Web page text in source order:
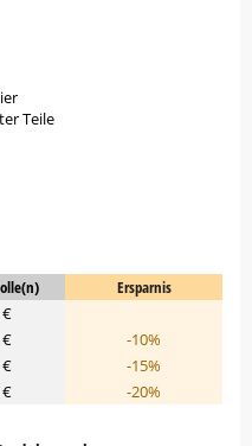
Teile
Ersparnis
€
€
-10%
€
-15%
€ -20%